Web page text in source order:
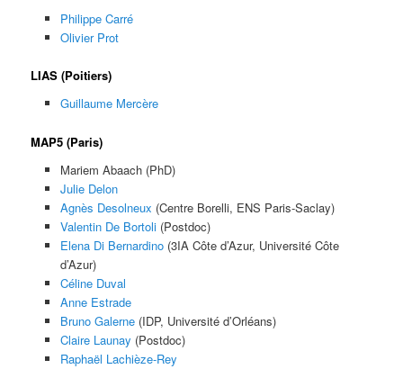
Philippe Carré
Olivier Prot
LIAS (Poitiers)
Guillaume Mercère
MAP5 (Paris)
Mariem Abaach (PhD)
Julie Delon
Agnès Desolneux (Centre Borelli, ENS Paris-Saclay)
Valentin De Bortoli(Postdoc)
Elena Di Bernardino(3IA Côte d’Azur, Université Côte
d’Azur)
Céline Duval
Anne Estrade
Bruno Galerne(IDP, Université d’Orléans)
Claire Launay (Postdoc)
Raphaël Lachièze-Rey